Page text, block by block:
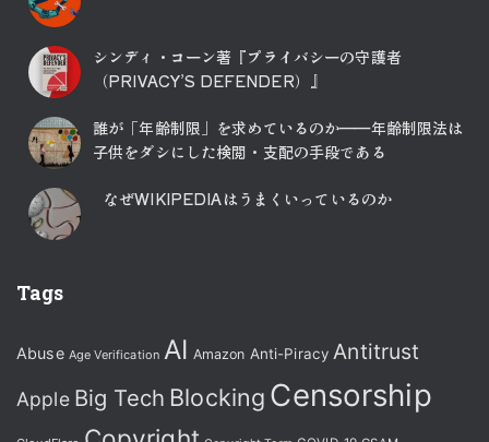
シンディ・コーン著『プライバシーの守護者
（PRIVACY’S DEFENDER）』
誰が「年齢制限」を求めているのか――年齢制限法は
子供をダシにした検閲・支配の手段である
なぜWIKIPEDIAはうまくいっているのか
Tags
Abuse Age Verification AI Amazon Anti-Piracy Antitrust
Apple Big Tech Blocking Censorship